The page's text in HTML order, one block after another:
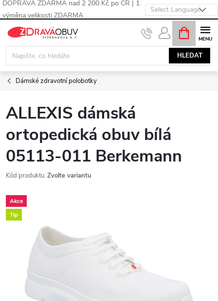
DOPRAVA ZDARMA nad 2 200 Kč po ČR | 1.
výměna velikosti ZDARMA
Přejít
obsah
HLEDAT
NÁKUPNÍ
KOŠÍK
Dámské zdravotní polobotky
ALLEXIS dámská
ortopedická obuv bílá
05113-011 Berkemann
Kód produktu: Zvolte variantu
Akce
Tip